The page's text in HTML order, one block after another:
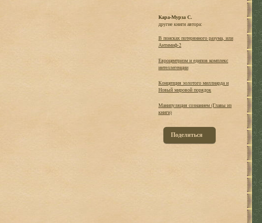
Кара-Мурза С.
другие книги автора:
В поисках потерянного разума, или
Антимиф-2
Евроцентризм и едипов комплекс
интеллегенции
Концепция золотого миллиарда и
Новый мировой порядок
Манипуляция сознанием (Главы из
книги)
Поделиться